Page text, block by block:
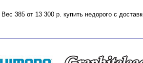
Вес 385 от 13 300 р. купить недорого с